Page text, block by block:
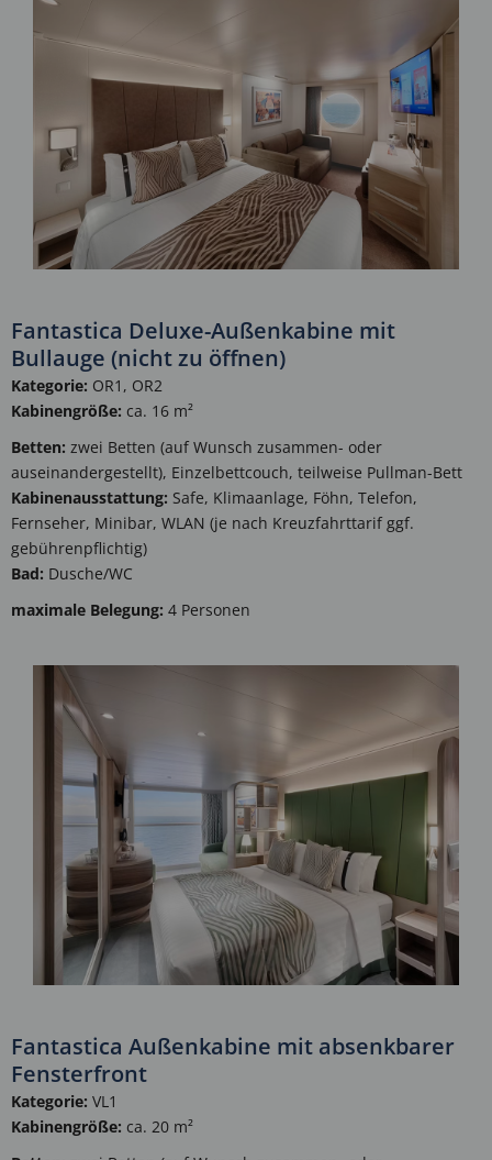
Fantastica Deluxe-Außenkabine mit
Bullauge (nicht zu öffnen)
Kategorie: OR1, OR2
Kabinengröße: ca. 16 m²
Betten: zwei Betten (auf Wunsch zusammen- oder
auseinandergestellt), Einzelbettcouch, teilweise Pullman-Bett
Kabinenausstattung: Safe, Klimaanlage, Föhn, Telefon,
Fernseher, Minibar, WLAN (je nach Kreuzfahrttarif ggf.
gebührenpflichtig)
Bad: Dusche/WC
maximale Belegung: 4 Personen
Fantastica Außenkabine mit absenkbarer
Fensterfront
Kategorie: VL1
Kabinengröße: ca. 20 m²